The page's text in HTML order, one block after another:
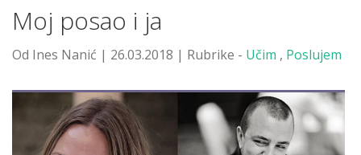
Moj posao i ja
Od Ines Nanić | 26.03.2018 | Rubrike - Učim , Poslujem